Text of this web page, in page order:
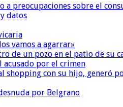
preocupaciones sobre el
datos
vamos a agarrar»
de un pozo en el patio de su
acusado por el crimen
con su hijo, generó
por Belgrano